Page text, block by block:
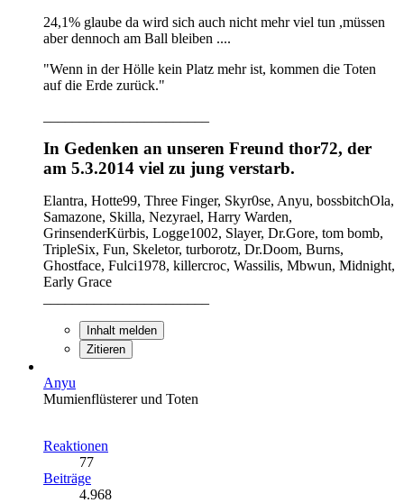
24,1% glaube da wird sich auch nicht mehr viel tun ,müssen
aber dennoch am Ball bleiben ....
"Wenn in der Hölle kein Platz mehr ist, kommen die Toten
auf die Erde zurück."
In Gedenken an unseren Freund thor72, der
am 5.3.2014 viel zu jung verstarb.
Elantra, Hotte99, Three Finger, Skyr0se, Anyu, bossbitchOla,
Samazone, Skilla, Nezyrael, Harry Warden,
GrinsenderKürbis, Logge1002, Slayer, Dr.Gore, tom bomb,
TripleSix, Fun, Skeletor, turborotz, Dr.Doom, Burns,
Ghostface, Fulci1978, killercroc, Wassilis, Mbwun, Midnight,
Early Grace
Inhalt melden
Zitieren
Anyu
Mumienflüsterer und Toten
Reaktionen
77
Beiträge
4.968